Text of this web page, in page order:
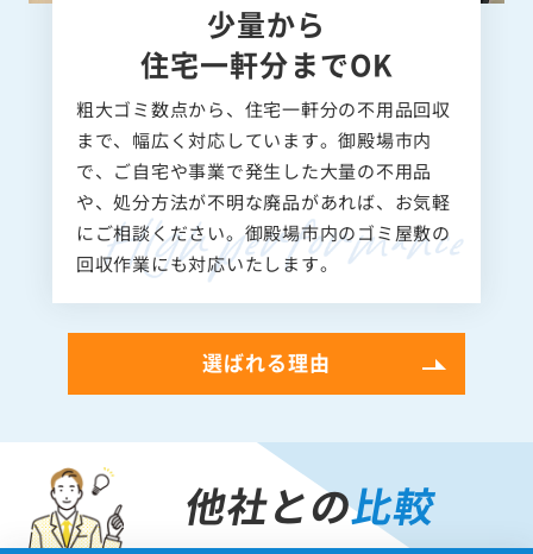
少量から
住宅一軒分までOK
粗大ゴミ数点から、住宅一軒分の不用品回収
まで、幅広く対応しています。御殿場市内
で、ご自宅や事業で発生した大量の不用品
や、処分方法が不明な廃品があれば、お気軽
にご相談ください。御殿場市内のゴミ屋敷の
回収作業にも対応いたします。
選ばれる理由
他社との比較